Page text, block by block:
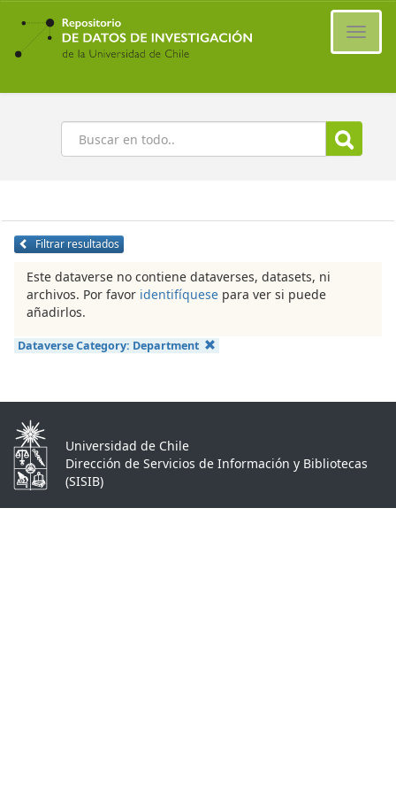
Ir
contenido
principal
Buscar
Filtrar resultados
Este dataverse no contiene dataverses, datasets, ni
archivos. Por favor identifíquese para ver si puede
añadirlos.
Dataverse Category: Department
Universidad de Chile
Dirección de Servicios de Información y Bibliotecas
(SISIB)